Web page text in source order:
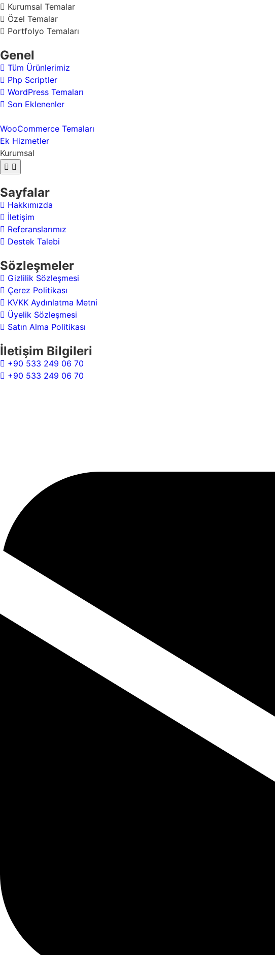
Kurumsal Temalar
Özel Temalar
Portfolyo Temaları
Genel
Tüm Ürünlerimiz
Php Scriptler
WordPress Temaları
Son Eklenenler
WooCommerce Temaları
Ek Hizmetler
Kurumsal
Sayfalar
Hakkımızda
İletişim
Referanslarımız
Destek Talebi
Sözleşmeler
Gizlilik Sözleşmesi
Çerez Politikası
KVKK Aydınlatma Metni
Üyelik Sözleşmesi
Satın Alma Politikası
İletişim Bilgileri
+90 533 249 06 70
+90 533 249 06 70